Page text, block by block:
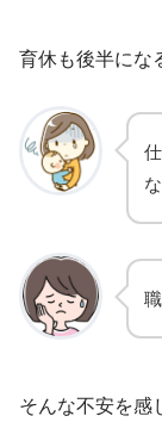
育休も後半にな
そんな不安を感